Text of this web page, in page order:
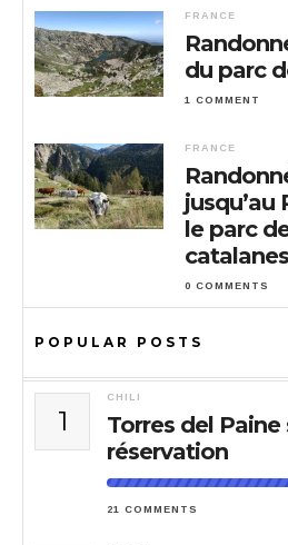
FRANCE
du parc
1 COMMENT
FRANCE
jusqu’au
le parc
catalanes
0 COMMENTS
POPULAR POSTS
1
CHILI
Torres del Paine
réservation
21 COMMENTS